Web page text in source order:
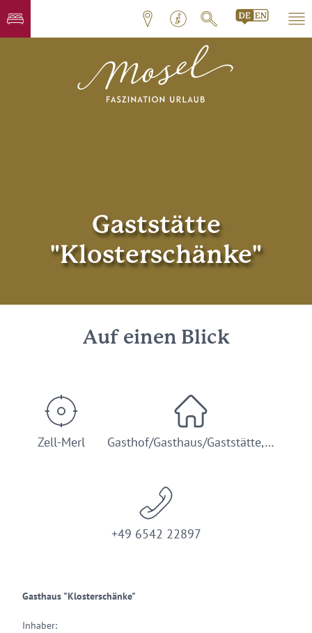
Gaststätte
"Klosterschänke"
Auf einen Blick
Zell-Merl Gasthof/Gasthaus/Gaststätte,…
+49 6542 22897
Gasthaus "Klosterschänke"
Inhaber: